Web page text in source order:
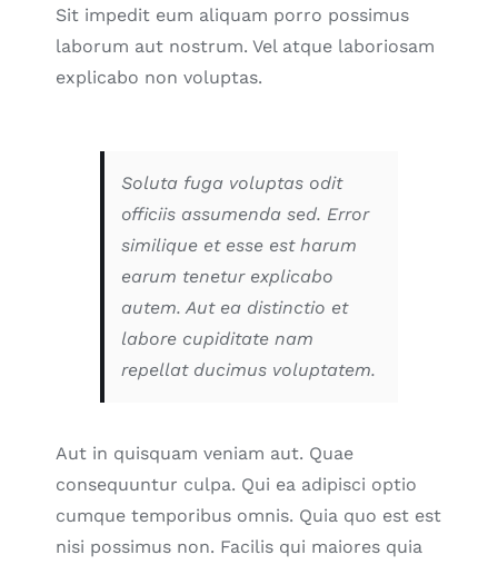
Sit impedit eum aliquam porro possimus
laborum aut nostrum. Vel atque laboriosam
explicabo non voluptas.
Soluta fuga voluptas odit
officiis assumenda sed. Error
similique et esse est harum
earum tenetur explicabo
autem. Aut ea distinctio et
labore cupiditate nam
repellat ducimus voluptatem.
Aut in quisquam veniam aut. Quae
consequuntur culpa. Qui ea adipisci optio
cumque temporibus omnis. Quia quo est est
nisi possimus non. Facilis qui maiores quia